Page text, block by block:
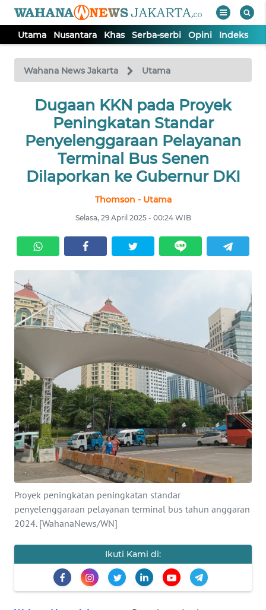
Utama Nusantara Khas Serba-serbi Opini Indeks
Wahana News Jakarta Utama
Dugaan KKN pada Proyek
Peningkatan Standar
Penyelenggaraan Pelayanan
Terminal Bus Senen
Dilaporkan ke Gubernur DKI
Thomson - Utama
Selasa, 29 April 2025 - 00:24 WIB
Proyek peningkatan peningkatan standar
penyelenggaraan pelayanan terminal bus tahun anggaran
2024. [WahanaNews/WN]
Ikuti Kami di:
TV
Tutup
UTAMA
NUSANTARA
KHAS
OPINI
Informasi
INDEKS
BERITA
KAMI
INFO
IKLAN
TENTANG
KAMI
PEDOMAN
MEDIA
SIBER